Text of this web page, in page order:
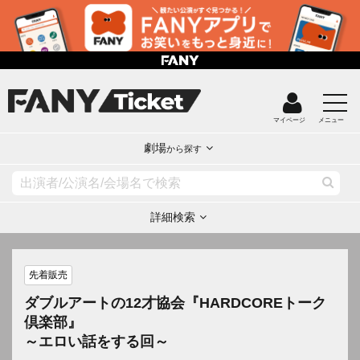
マイページ メニュー
劇場から探す
詳細検索
先着販売
ダブルアートの12才協会『HARDCOREトーク
倶楽部』
～エロい話をする回～